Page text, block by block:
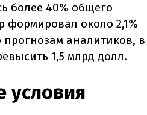
более 40% общего
формировал около 2,1%
прогнозам аналитиков, в
1,5 млрд долл.
условия